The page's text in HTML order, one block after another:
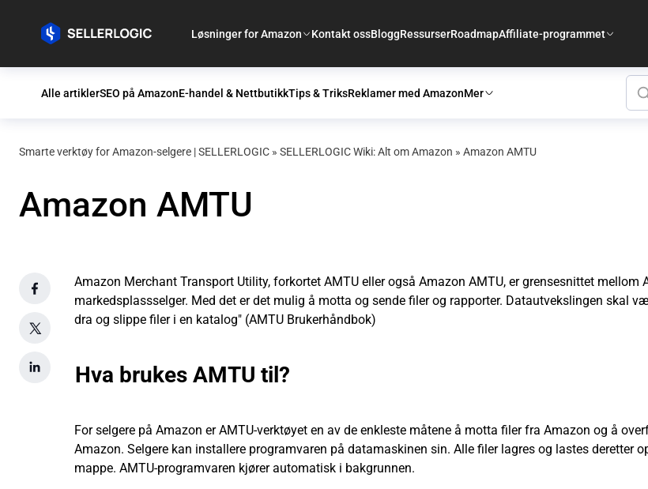
Løsninger for Amazon Kontakt ossBloggRessurserRoadmapAffiliate-programmet
Alle artiklerSEO på AmazonE-handel & NettbutikkTips & TriksReklamer med AmazonMer
Smarte verktøy for Amazon-selgere | SELLERLOGIC » SELLERLOGIC Wiki: Alt om Amazon » Amazon AMTU
Amazon AMTU
Amazon Merchant Transport Utility, forkortet AMTU eller også Amazon AMTU, er grensesnittet mellom
markedsplassselger. Med det er det mulig å motta og sende filer og rapporter. Datautvekslingen skal
dra og slippe filer i en katalog" (AMTU Brukerhåndbok)
Hva brukes AMTU til?
For selgere på Amazon er AMTU-verktøyet en av de enkleste måtene å motta filer fra Amazon og å
Amazon. Selgere kan installere programvaren på datamaskinen sin. Alle filer lagres og lastes deretter
mappe. AMTU-programvaren kjører automatisk i bakgrunnen.